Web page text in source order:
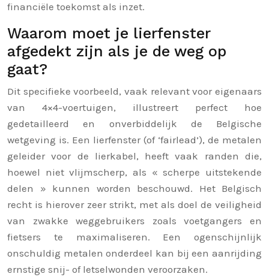
financiële toekomst als inzet.
Waarom moet je lierfenster
afgedekt zijn als je de weg op
gaat?
Dit specifieke voorbeeld, vaak relevant voor eigenaars
van 4×4-voertuigen, illustreert perfect hoe
gedetailleerd en onverbiddelijk de Belgische
wetgeving is. Een lierfenster (of ‘fairlead’), de metalen
geleider voor de lierkabel, heeft vaak randen die,
hoewel niet vlijmscherp, als « scherpe uitstekende
delen » kunnen worden beschouwd. Het Belgisch
recht is hierover zeer strikt, met als doel de veiligheid
van zwakke weggebruikers zoals voetgangers en
fietsers te maximaliseren. Een ogenschijnlijk
onschuldig metalen onderdeel kan bij een aanrijding
ernstige snij- of letselwonden veroorzaken.